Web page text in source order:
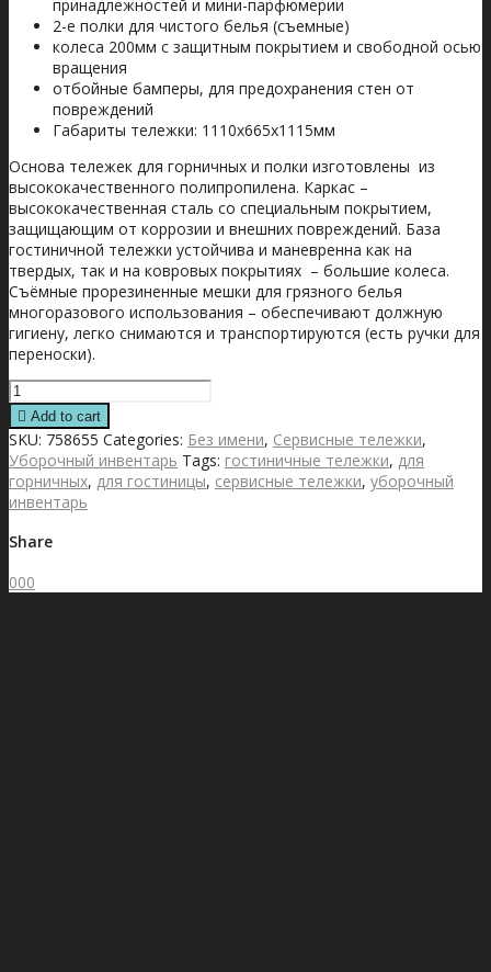
принадлежностей и мини-парфюмерии
2-е полки для чистого белья (съемные)
колеса 200мм с защитным покрытием и свободной осью
вращения
отбойные бамперы, для предохранения стен от
повреждений
Габариты тележки: 1110x665x1115мм
Основа тележек для горничных и полки изготовлены из
высококачественного полипропилена. Каркас –
высококачественная сталь со специальным покрытием,
защищающим от коррозии и внешних повреждений. База
гостиничной тележки устойчива и маневренна как на
твердых, так и на ковровых покрытиях – большие колеса.
Съёмные прорезиненные мешки для грязного белья
многоразового использования – обеспечивают должную
гигиену, легко снимаются и транспортируются (есть ручки для
переноски).
Numatic
NuKeeper
Low
NKL15/FF
quantity
Add to cart
SKU: 758655 Categories: Без имени, Сервисные тележки,
Уборочный инвентарь Tags: гостиничные тележки, для
горничных, для гостиницы, сервисные тележки, уборочный
инвентарь
Share
000